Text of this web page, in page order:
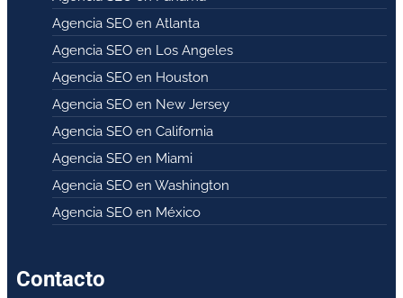
Agencia SEO en Atlanta
Agencia SEO en Los Angeles
Agencia SEO en Houston
Agencia SEO en New Jersey
Agencia SEO en California
Agencia SEO en Miami
Agencia SEO en Washington
Agencia SEO en México
Contacto